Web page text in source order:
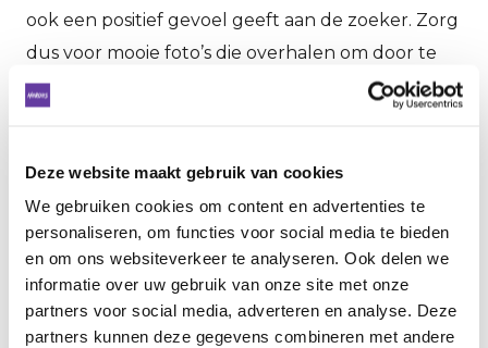
Deze website maakt gebruik van cookies
We gebruiken cookies om content en advertenties te
personaliseren, om functies voor social media te bieden
en om ons websiteverkeer te analyseren. Ook delen we
informatie over uw gebruik van onze site met onze
partners voor social media, adverteren en analyse. Deze
partners kunnen deze gegevens combineren met andere
ook een positief gevoel geeft aan de zoeker. Zorg
dus voor mooie foto’s die overhalen om door te
klikken. Klanten kunnen ook foto’s toevoegen,
3. MAAK GEREGELD EEN NIEUWE
GOOGLE-POST
Google waardeert het als je informatie up-to-
date is. Daarvoor kun je heel goed de post-
functie gebruiken in Google Mijn Bedrijf. De posts